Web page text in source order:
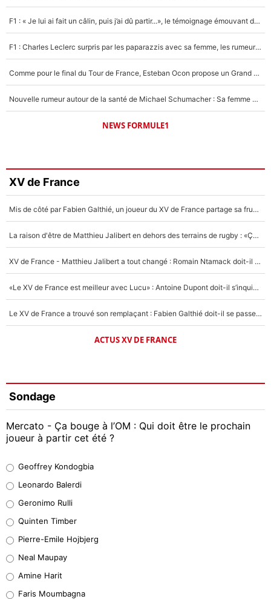
F1 : « Je lui ai fait un câlin, puis j’ai dû partir...», le témoignage émouvant de Max Verstappen sur sa fille
F1 : Charles Leclerc surpris par les paparazzis avec sa femme, les rumeurs étaient vraies !
Comme pour le final du Tour de France, Esteban Ocon propose un Grand Prix de Formule 1 à Paris : «Autour de l’Arc de Triomphe, ce serait génial» !
Nouvelle rumeur autour de la santé de Michael Schumacher : Sa femme Corinna sort du silence
NEWS FORMULE1
XV de France
Mis de côté par Fabien Galthié, un joueur du XV de France partage sa frustration : «ils ne me l’ont pas dit tout de suite»
La raison d'être de Matthieu Jalibert en dehors des terrains de rugby : «Ça m'atteint autant que si tu touches à un membre de ma famille»
XV de France - Matthieu Jalibert a tout changé : Romain Ntamack doit-il s’inquiéter pour sa place à un an de la Coupe du monde ?
«Le XV de France est meilleur avec Lucu» : Antoine Dupont doit-il s’inquiéter pour sa place ?
Le XV de France a trouvé son remplaçant : Fabien Galthié doit-il se passer d'Antoine Dupont ?
ACTUS XV DE FRANCE
Sondage
Mercato - Ça bouge à l’OM : Qui doit être le prochain
joueur à partir cet été ?
38%
32%
5%
1%
Geoffrey Kondogbia
Leonardo Balerdi
Geronimo Rulli
Quinten Timber
Pierre-Emile Hojbjerg
Neal Maupay
Amine Harit
Faris Moumbagna